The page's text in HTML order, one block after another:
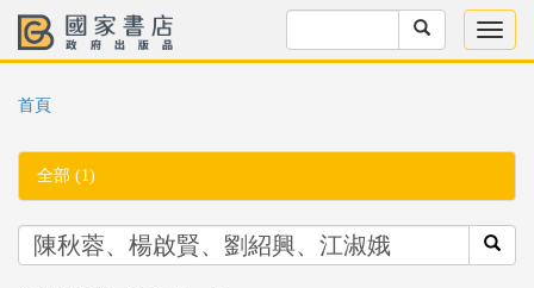
首頁
全部 (1)